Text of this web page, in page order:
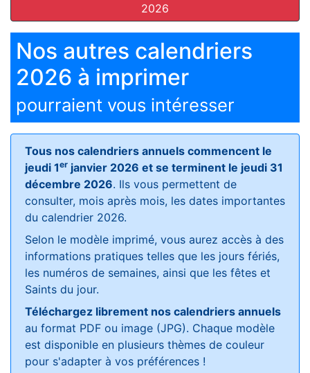
2026
Nos autres calendriers
2026 à imprimer
pourraient vous intéresser
Tous nos calendriers annuels commencent le
jeudi 1er janvier 2026 et se terminent le jeudi 31
décembre 2026. Ils vous permettent de
consulter, mois après mois, les dates importantes
du calendrier 2026.
Selon le modèle imprimé, vous aurez accès à des
informations pratiques telles que les jours fériés,
les numéros de semaines, ainsi que les fêtes et
Saints du jour.
Téléchargez librement nos calendriers annuels
au format PDF ou image (JPG). Chaque modèle
est disponible en plusieurs thèmes de couleur
pour s'adapter à vos préférences !